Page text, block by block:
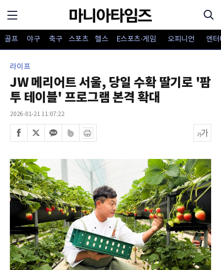
골프 야구 축구 스포츠 헬스 E스포츠·게임 오피니언 엔
라이프
JW 메리어트 서울, 당일 수확 딸기로 '팜
투 테이블' 프로그램 본격 확대
2026-01-21 11:07:22